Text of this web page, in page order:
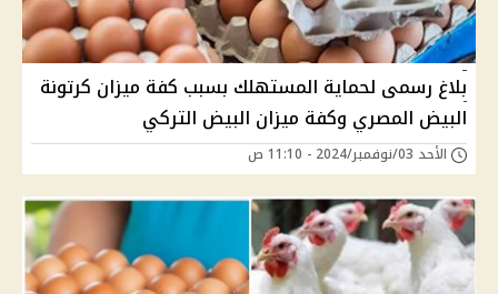
بلاغ رسمى لحماية المستهلك بسبب كفة ميزان كرتونة
البيض المصري وكفة ميزان البيض التركي
الأحد 03/نوفمبر/2024 - 11:10 ص